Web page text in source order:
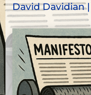
David Davidian |